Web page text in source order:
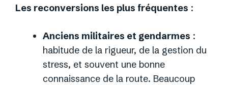
Les reconversions les plus fréquentes :
Anciens militaires et gendarmes :
habitude de la rigueur, de la gestion du
stress, et souvent une bonne
connaissance de la route. Beaucoup